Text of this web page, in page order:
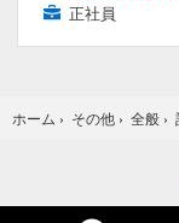
正社員
ホーム › その他 › 全般 ›